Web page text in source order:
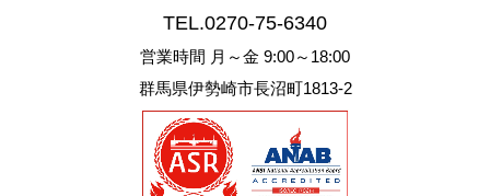
TEL.0270-75-6340
営業時間 月～金 9:00～18:00
群馬県伊勢崎市長沼町1813-2